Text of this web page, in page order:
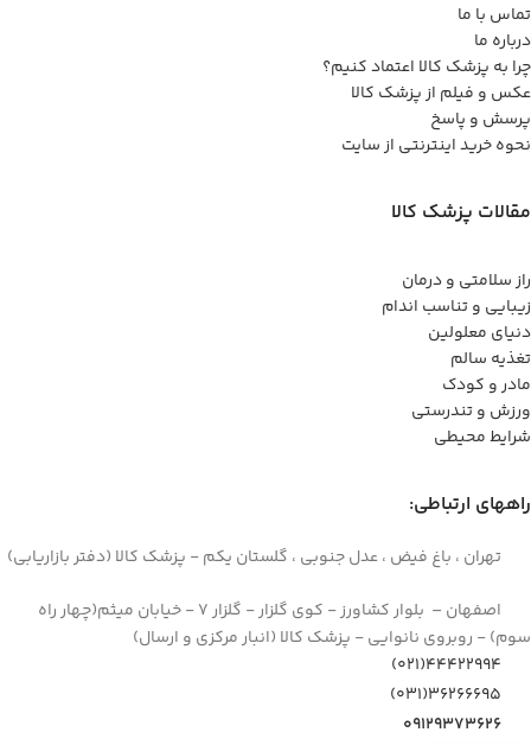
تماس با ما
درباره ما
چرا به پزشک کالا اعتماد کنیم؟
عکس و فیلم از پزشک کالا
پرسش و پاسخ
نحوه خرید اینترنتی از سایت
مقالات پزشک کالا
راز سلامتی و درمان
زیبایی و تناسب اندام
دنیای معلولین
تغذیه سالم
مادر و کودک
ورزش و تندرستی
شرایط محیطی
راههای ارتباطی:
تهران ، باغ فیض ، عدل جنوبی ، گلستان یکم - پزشک کالا (دفتر بازاریابی)
اصفهان – بلوار کشاورز - کوی گلزار - گلزار 7 - خیابان میثم(چهار راه
سوم) - روبروی نانوایی - پزشک کالا (انبار مرکزی و ارسال)
44422994(021)
۳۶۲۶۶۶۹۵(۰۳۱)
۰۹۱۲۹۳۷۳۶۲۶